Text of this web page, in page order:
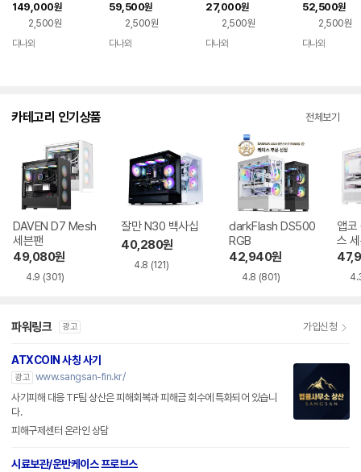
149,000원
2,500원
다나와
59,500원
2,500원
다나와
27,000원
2,500원
다나와
52,500원
2,500원
다나와
카테고리 인기상품 전체보기
DAVEN D7 Mesh
세븐팬
49,080원
4.9 (301)
잘만 N30 백사십
40,280원
4.8 (121)
darkFlash DS500
RGB
42,940원
4.8 (801)
앱코
스
파워링크 광고 가입신청
ATXCOIN 사칭 사기
광고 www.sangsan-fin.kr/
사기피해 대응 TF팀 상산은 피해회복과 피해금 회수에 특화되어 있습니
다.
피해구제센터 온라인 상담
시료보관/운반케이스 프로브스